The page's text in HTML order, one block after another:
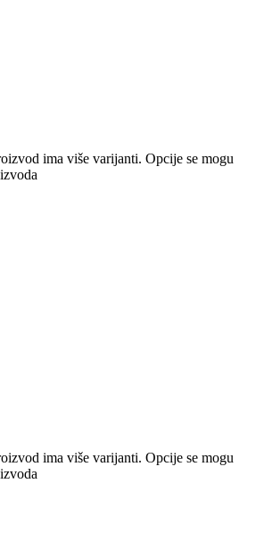
ima više varijanti. Opcije se mogu
ima više varijanti. Opcije se mogu